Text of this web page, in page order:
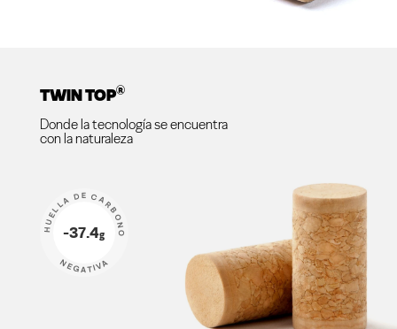
TWIN TOP®
Donde la tecnología se encuentra
con la naturaleza
HUELLA DE CARBONO
-37.4g
NEGATIVA